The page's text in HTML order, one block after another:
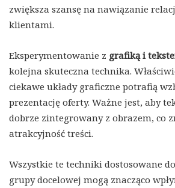
zwiększa szansę na nawiązanie
klientami.
Eksperymentowanie z grafiką i
kolejna skuteczna technika.
ciekawe układy graficzne potrafią
prezentację oferty. Ważne jest, aby
dobrze zintegrowany z obrazem, co
atrakcyjność treści.
Wszystkie te techniki dostosowane
grupy docelowej mogą znacząco